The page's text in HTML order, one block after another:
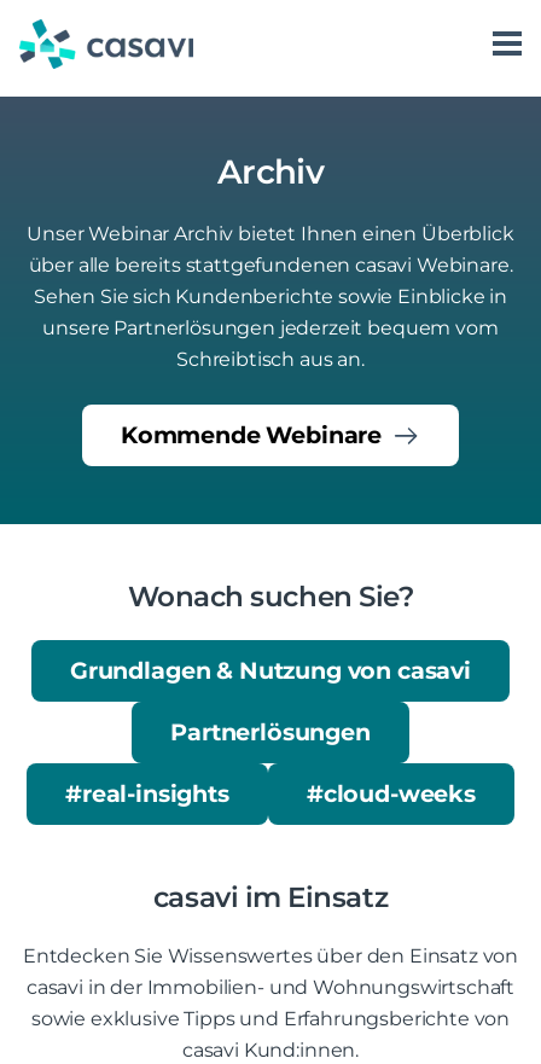
Zum
Inhalt
springen
Software
Partnerlösungen
casavi AI Automate
Ressourcen
Blog
Whitepaper
Webinare
Kontakt aufnehmen
Karriere
Archiv
Unser Webinar Archiv bietet Ihnen einen Überblick
über alle bereits stattgefundenen casavi Webinare.
Sehen Sie sich Kundenberichte sowie Einblicke in
unsere Partnerlösungen jederzeit bequem vom
Schreibtisch aus an.
Kommende Webinare
Wonach suchen Sie?
Grundlagen & Nutzung von casavi
Partnerlösungen
#real-insights #cloud-weeks
casavi im Einsatz
Entdecken Sie Wissenswertes über den Einsatz von
casavi in der Immobilien- und Wohnungswirtschaft
sowie exklusive Tipps und Erfahrungsberichte von
casavi Kund:innen.